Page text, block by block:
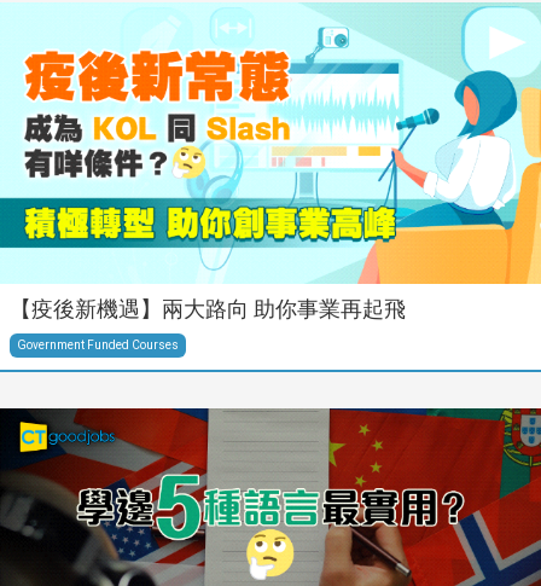
【疫後新機遇】兩大路向 助你事業再起飛
Government Funded Courses